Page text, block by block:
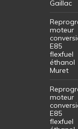
Gaillac
moteur
E85
flexfuel
éthanol
Muret
moteur
E85
flexfuel